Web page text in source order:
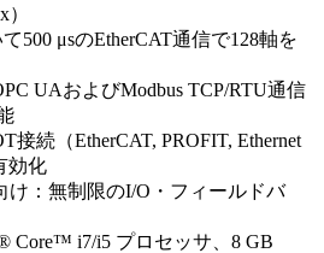
500 μsのEtherCAT通信で128軸を
UAおよびModbus TCP/RTU通信
接続（EtherCAT, PROFIT, Ethernet
効化
け：無制限のI/O・フィールドバ
Core™ i7/i5 プロセッサ、8 GB